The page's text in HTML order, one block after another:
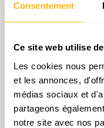
Consentement
Ce site web utilise
Les cookies nous
et les annonces,
médias sociaux et
partageons
notre site avec nos
Prendre contact
Partager: